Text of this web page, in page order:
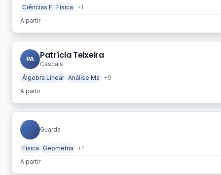
Ciências F Física
+1
A partir
PA Patrícia Teixeira
Cascais
Álgebra Linear Análise Ma
+9
A partir
Guarda
Física Geometria
+1
A partir